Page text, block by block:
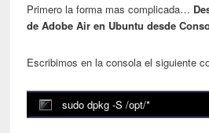
Primero la forma mas complicada…
de Adobe Air en Ubuntu desde
Escribimos en la consola el siguiente
sudo dpkg -S /opt/*